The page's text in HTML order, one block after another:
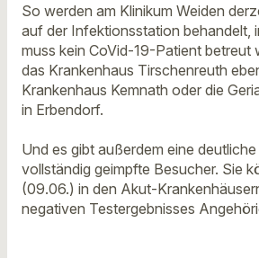
So werden am Klinikum Weiden
auf der Infektionsstation behandelt,
muss kein CoVid-19-Patient betreut
das Krankenhaus Tirschenreuth
Krankenhaus Kemnath oder die
in Erbendorf.
Und es gibt außerdem eine
vollständig geimpfte Besucher. Sie
(09.06.) in den Akut-
negativen Testergebnisses